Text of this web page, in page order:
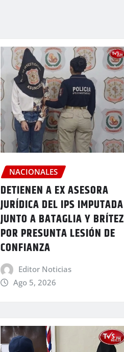
NACIONALES
DETIENEN A EX ASESORA
JURÍDICA DEL IPS IMPUTADA
JUNTO A BATAGLIA Y BRÍTEZ
POR PRESUNTA LESIÓN DE
CONFIANZA
Editor Noticias
Ago 5, 2026